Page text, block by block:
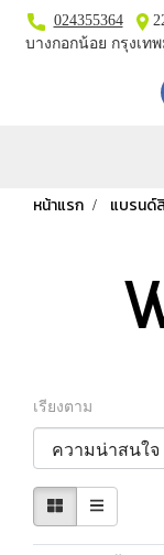
024355364
บางกอกน้อย กรุงเท
หน้าแรก แบรนด์
เรียงตาม